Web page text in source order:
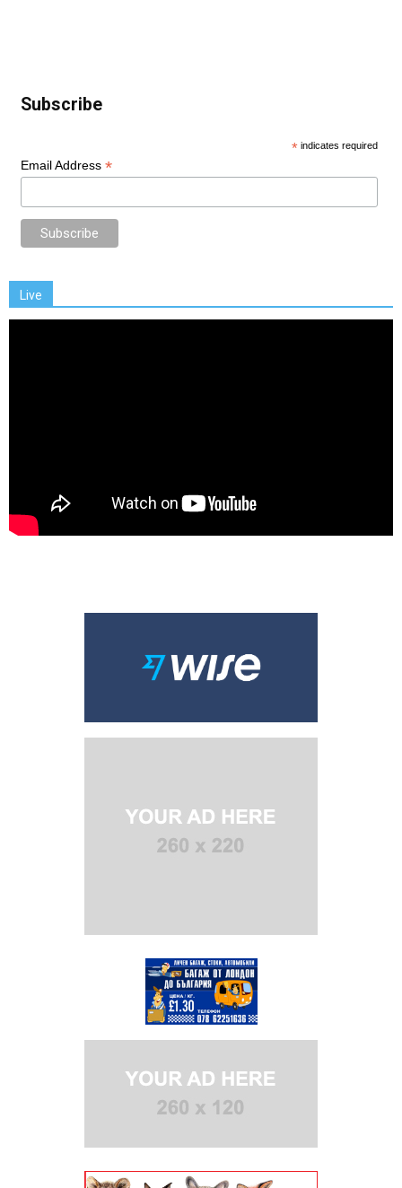
Subscribe
* indicates required
Email Address *
Live